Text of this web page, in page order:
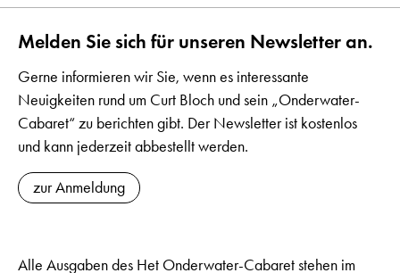
Melden Sie sich für unseren Newsletter an.
Gerne informieren wir Sie, wenn es interessante
Neuigkeiten rund um Curt Bloch und sein „Onderwater-
Cabaret“ zu berichten gibt. Der Newsletter ist kostenlos
und kann jederzeit abbestellt werden.
zur Anmeldung
Alle Ausgaben des Het Onderwater-Cabaret stehen im